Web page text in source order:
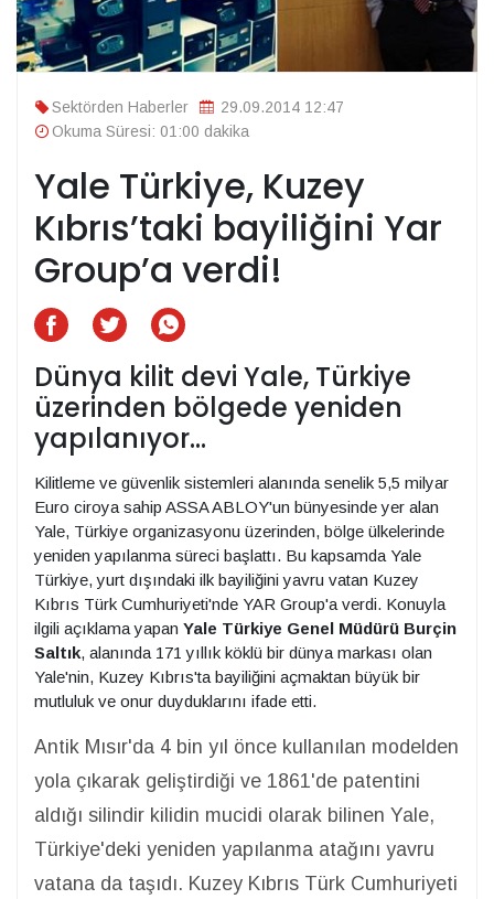
Sektörden Haberler
29.09.2014 12:47
Okuma Süresi: 01:00 dakika
Yale Türkiye, Kuzey
Kıbrıs’taki bayiliğini Yar
Group’a verdi!
Dünya kilit devi Yale, Türkiye
üzerinden bölgede yeniden
yapılanıyor…
Kilitleme ve güvenlik sistemleri alanında senelik 5,5 milyar
Euro ciroya sahip ASSA ABLOY'un bünyesinde yer alan
Yale, Türkiye organizasyonu üzerinden, bölge ülkelerinde
yeniden yapılanma süreci başlattı. Bu kapsamda Yale
Türkiye, yurt dışındaki ilk bayiliğini yavru vatan Kuzey
Kıbrıs Türk Cumhuriyeti'nde YAR Group'a verdi. Konuyla
ilgili açıklama yapan Yale Türkiye Genel Müdürü Burçin
Saltık, alanında 171 yıllık köklü bir dünya markası olan
Yale'nin, Kuzey Kıbrıs'ta bayiliğini açmaktan büyük bir
mutluluk ve onur duyduklarını ifade etti.
Antik Mısır'da 4 bin yıl önce kullanılan modelden
yola çıkarak geliştirdiği ve 1861'de patentini
aldığı silindir kilidin mucidi olarak bilinen Yale,
Türkiye'deki yeniden yapılanma atağını yavru
vatana da taşıdı. Kuzey Kıbrıs Türk Cumhuriyeti